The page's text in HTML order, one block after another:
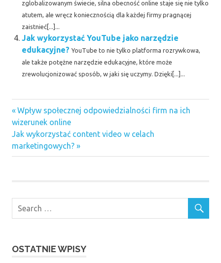
zglobalizowanym świecie, silna obecność online staje się nie tylko
atutem, ale wręcz koniecznością dla każdej firmy pragnącej
zaistnieć[...]...
Jak wykorzystać YouTube jako narzędzie
edukacyjne? YouTube to nie tylko platforma rozrywkowa,
ale także potężne narzędzie edukacyjne, które może
zrewolucjonizować sposób, w jaki się uczymy. Dzięki[...]...
Nawigacja
wpisu
Previous
Post:
Wpływ społecznej odpowiedzialności firm na ich
wizerunek online
Next
Post:
Jak wykorzystać content video w celach
marketingowych?
OSTATNIE WPISY